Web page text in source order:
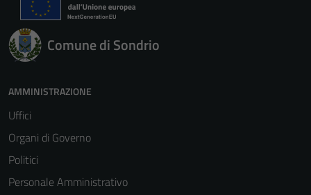
Comune di Sondrio
AMMINISTRAZIONE
Uffici
Organi di Governo
Politici
Personale Amministrativo